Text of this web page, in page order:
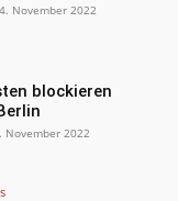
November 2022
blockieren
November 2022